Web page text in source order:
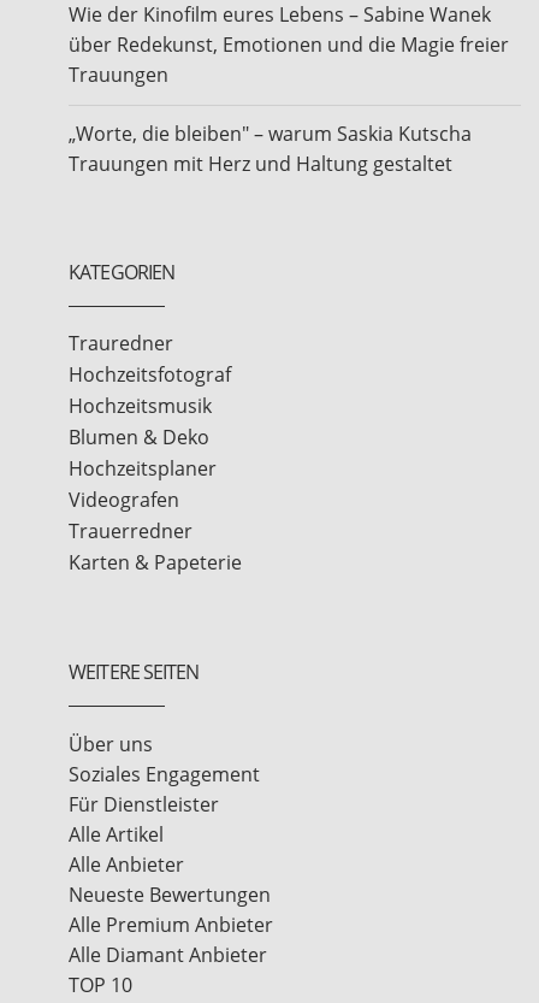
Wie der Kinofilm eures Lebens – Sabine Wanek
über Redekunst, Emotionen und die Magie freier
Trauungen
„Worte, die bleiben" – warum Saskia Kutscha
Trauungen mit Herz und Haltung gestaltet
KATEGORIEN
Trauredner
Hochzeitsfotograf
Hochzeitsmusik
Blumen & Deko
Hochzeitsplaner
Videografen
Trauerredner
Karten & Papeterie
WEITERE SEITEN
Über uns
Soziales Engagement
Für Dienstleister
Alle Artikel
Alle Anbieter
Neueste Bewertungen
Alle Premium Anbieter
Alle Diamant Anbieter
TOP 10